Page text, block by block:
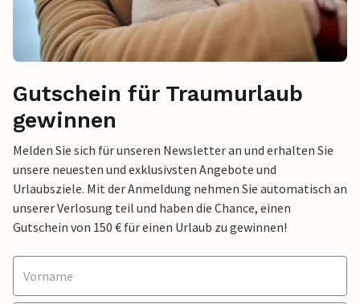
Gutschein für Traumurlaub
gewinnen
Melden Sie sich für unseren Newsletter an und erhalten Sie
unsere neuesten und exklusivsten Angebote und
Urlaubsziele. Mit der Anmeldung nehmen Sie automatisch an
unserer Verlosung teil und haben die Chance, einen
Gutschein von 150 € für einen Urlaub zu gewinnen!